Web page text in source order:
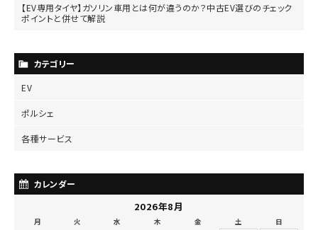
【EV専用タイヤ】ガソリン車用とは何が違うのか？中古EV選びのチェック
ポイントと併せて解説
カテゴリー
EV
ポルシェ
各種サービス
カレンダー
2026年8月
月 火 水 木 金 土 日